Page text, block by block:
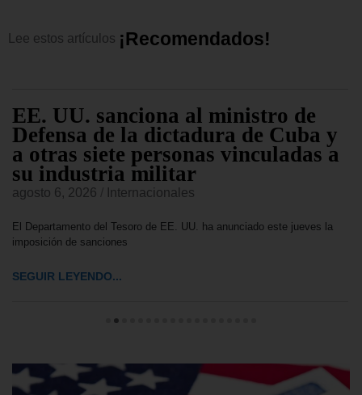
Lee estos artículos ¡Recomendados!
EE. UU. sanciona al ministro de
Defensa de la dictadura de Cuba y
a otras siete personas vinculadas a
su industria militar
agosto 6, 2026 Internacionales
El Departamento del Tesoro de EE. UU. ha anunciado este jueves la
imposición de sanciones
SEGUIR LEYENDO...